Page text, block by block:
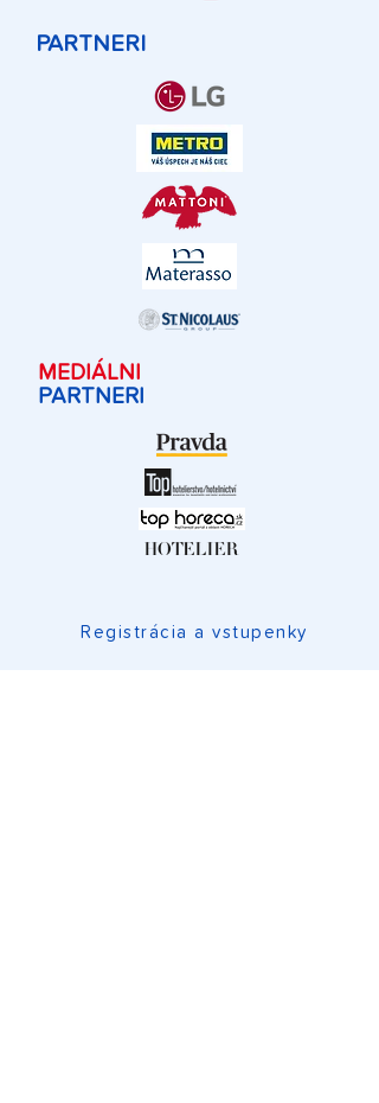
PARTNERI
MEDIÁLNI
PARTNERI
Registrácia a vstupenky